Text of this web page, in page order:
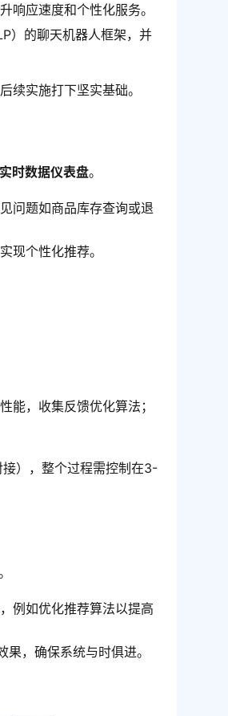
响应速度和个性化服务。
）的聊天机器人框架，并
续实施打下坚实基础。
时数据仪表盘。
问题如商品库存查询或退
现个性化推荐。
能，收集反馈优化算法；
），整个过程需控制在3-
例如优化推荐算法以提高
，确保系统与时俱进。